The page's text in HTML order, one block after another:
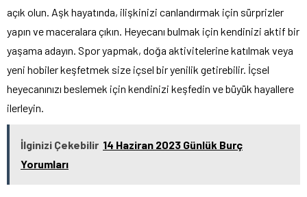
açık olun. Aşk hayatında, ilişkinizi canlandırmak için sürprizler
yapın ve maceralara çıkın. Heyecanı bulmak için kendinizi aktif bir
yaşama adayın. Spor yapmak, doğa aktivitelerine katılmak veya
yeni hobiler keşfetmek size içsel bir yenilik getirebilir. İçsel
heyecanınızı beslemek için kendinizi keşfedin ve büyük hayallere
ilerleyin.
İlginizi Çekebilir 14 Haziran 2023 Günlük Burç
Yorumları